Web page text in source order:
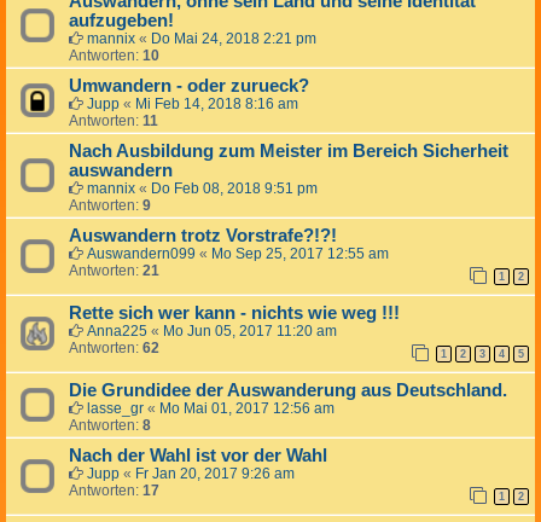
aufzugeben!
mannix « Do Mai 24, 2018 2:21 pm
Antworten: 10
Umwandern - oder zurueck?
Jupp « Mi Feb 14, 2018 8:16 am
Antworten: 11
Nach Ausbildung zum Meister im Bereich Sicherheit
auswandern
mannix « Do Feb 08, 2018 9:51 pm
Antworten: 9
Auswandern trotz Vorstrafe?!?!
Auswandern099 « Mo Sep 25, 2017 12:55 am
Antworten: 21 1 2
Rette sich wer kann - nichts wie weg !!!
Anna225 « Mo Jun 05, 2017 11:20 am
Antworten: 62 1 2 3 4 5
Die Grundidee der Auswanderung aus Deutschland.
lasse_gr « Mo Mai 01, 2017 12:56 am
Antworten: 8
Nach der Wahl ist vor der Wahl
Jupp « Fr Jan 20, 2017 9:26 am
Antworten: 17 1 2